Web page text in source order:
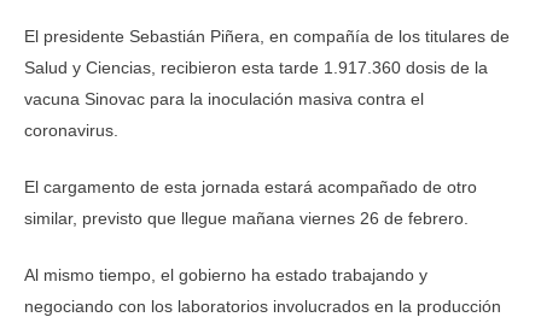
El presidente Sebastián Piñera, en compañía de los titulares de
Salud y Ciencias, recibieron esta tarde 1.917.360 dosis de la
vacuna Sinovac para la inoculación masiva contra el
coronavirus.
El cargamento de esta jornada estará acompañado de otro
similar, previsto que llegue mañana viernes 26 de febrero.
Al mismo tiempo, el gobierno ha estado trabajando y
negociando con los laboratorios involucrados en la producción